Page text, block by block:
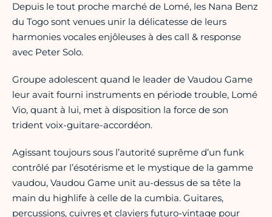
Depuis le tout proche marché de Lomé, les Nana Benz
du Togo sont venues unir la délicatesse de leurs
harmonies vocales enjôleuses à des call & response
avec Peter Solo.
Groupe adolescent quand le leader de Vaudou Game
leur avait fourni instruments en période trouble, Lomé
Vio, quant à lui, met à disposition la force de son
trident voix-guitare-accordéon.
Agissant toujours sous l’autorité suprême d’un funk
contrôlé par l’ésotérisme et le mystique de la gamme
vaudou, Vaudou Game unit au-dessus de sa tête la
main du highlife à celle de la cumbia. Guitares,
percussions, cuivres et claviers futuro-vintage pour